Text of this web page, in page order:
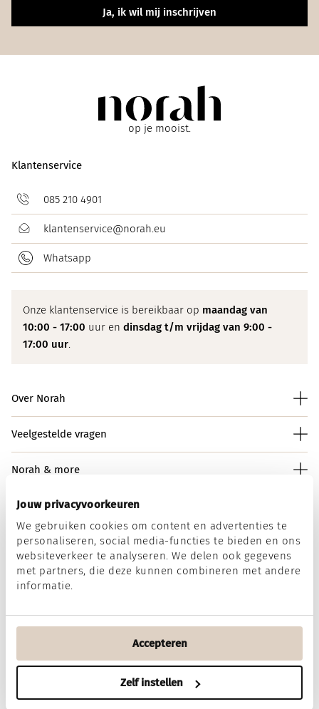
Jouw privacyvoorkeuren
We gebruiken cookies om content en advertenties te
personaliseren, social media-functies te bieden en ons
websiteverkeer te analyseren. We delen ook gegevens
met partners, die deze kunnen combineren met andere
informatie.
Accepteren
Zelf instellen
Ja, ik wil mij inschrijven
op je mooist.
Klantenservice
085 210 4901
klantenservice@norah.eu
Whatsapp
Onze klantenservice is bereikbaar op maandag van
10:00 - 17:00 uur en dinsdag t/m vrijdag van 9:00 -
17:00 uur.
Over Norah
Veelgestelde vragen
Norah & more
Norah op social media
DisclaimerPrivacy & Cookies